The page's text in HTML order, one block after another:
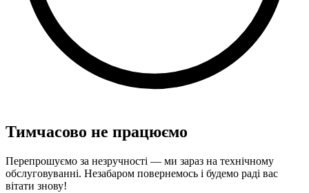
Тимчасово не працюємо
Перепрошуємо за незручності — ми зараз на технічному
обслуговуванні. Незабаром повернемось і будемо раді вас
вітати знову!